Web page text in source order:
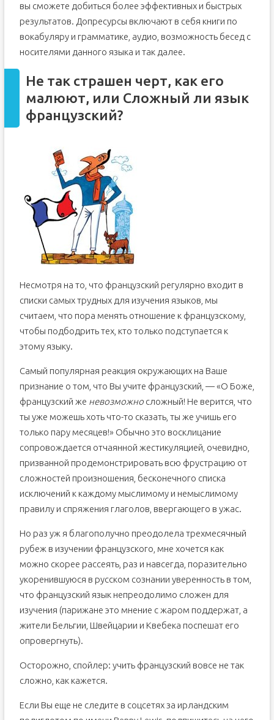
вы сможете добиться более эффективных и быстрых
результатов. Допресурсы включают в себя книги по
вокабуляру и грамматике, аудио, возможность бесед с
носителями данного языка и так далее.
Не так страшен черт, как его
малюют, или Cложный ли язык
французский?
Несмотря на то, что французский регулярно входит в
списки самых трудных для изучения языков, мы
считаем, что пора менять отношение к французскому,
чтобы подбодрить тех, кто только подступается к
этому языку.
Самый популярная реакция окружающих на Ваше
признание о том, что Вы учите французский, — «О Боже,
французский же невозможносложный! Не верится, что
ты уже можешь хоть что-то сказать, ты же учишь его
только пару месяцев!» Обычно это восклицание
сопровождается отчаянной жестикуляцией, очевидно,
призванной продемонстрировать всю фрустрацию от
сложностей произношения, бесконечного списка
исключений к каждому мыслимому и немыслимому
правилу и спряжения глаголов, ввергающего в ужас.
Но раз уж я благополучно преодолела трехмесячный
рубеж в изучении французского, мне хочется как
можно скорее рассеять, раз и навсегда, поразительно
укоренившуюся в русском сознании уверенность в том,
что французский язык непреодолимо сложен для
изучения (парижане это мнение с жаром поддержат, а
жители Бельгии, Швейцарии и Квебека поспешат его
опровергнуть).
Осторожно, спойлер: учить французский вовсе не так
сложно, как кажется.
Если Вы еще не следите в соцсетях за ирландским